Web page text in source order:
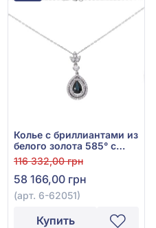
Колье с бриллиантами из
белого золота 585° с
синим сапфиром 0,71ct и
бриллиантом 0,26ct, арт.
6-62051
116 332,00 грн
58 166,00 грн
(арт. 6-62051)
Купить